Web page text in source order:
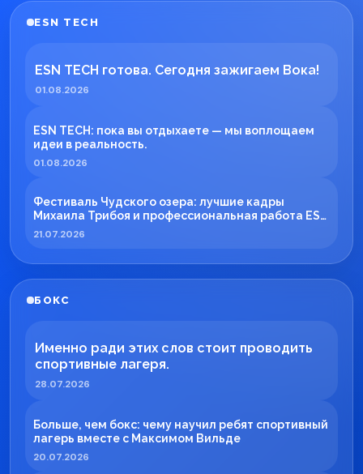
ESN TECH
ESN TECH готова. Сегодня зажигаем Вока!
01.08.2026
ESN TECH: пока вы отдыхаете — мы воплощаем
идеи в реальность.
01.08.2026
Фестиваль Чудского озера: лучшие кадры
Михаила Трибоя и профессиональная работа ESN
TECH
21.07.2026
БОКС
Именно ради этих слов стоит проводить
спортивные лагеря.
28.07.2026
Больше, чем бокс: чему научил ребят спортивный
лагерь вместе с Максимом Вильде
20.07.2026